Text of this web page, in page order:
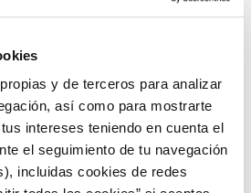
y de terceros para analizar
así como para mostrarte
intereses teniendo en cuenta el
el seguimiento de tu navegación
incluidas cookies de redes
con mejillones y
Ajonesa